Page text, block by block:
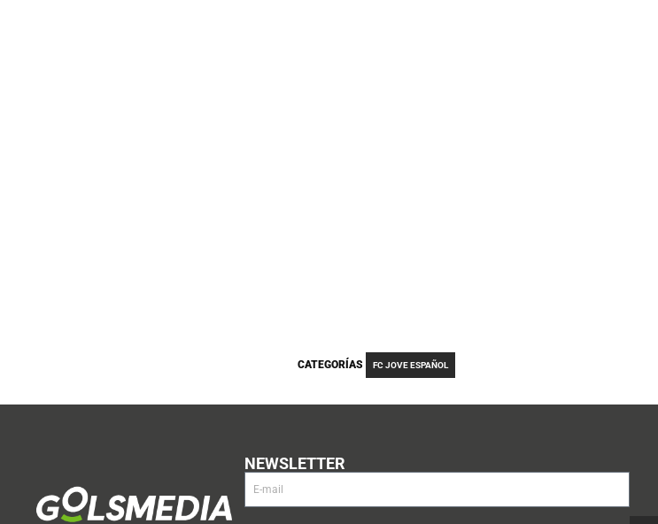
CATEGORÍAS FC JOVE ESPAÑOL
NEWSLETTER